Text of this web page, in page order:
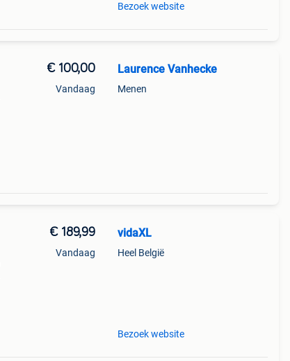
Bezoek website
€ 100,00
Vandaag
Laurence Vanhecke
Menen
€ 189,99
Vandaag
vidaXL
Heel België
Bezoek website